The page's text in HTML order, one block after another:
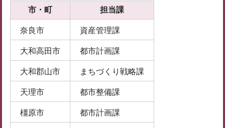
市・町 担当課
奈良市 資産管理課
大和高田市 都市計画課
大和郡山市 まちづくり戦略課
天理市 都市整備課
橿原市 都市計画課